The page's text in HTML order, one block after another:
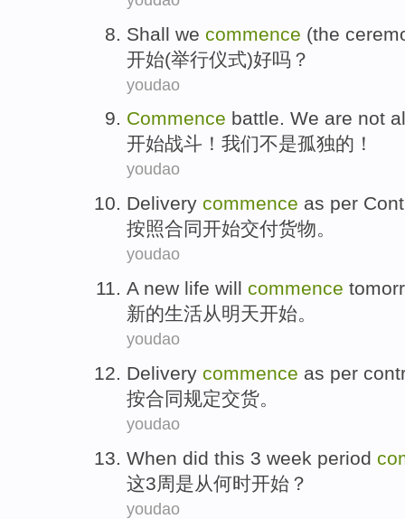
Shall we commence (the
开始(举行仪式)好吗？
youdao
Commence battle. We are not
开始战斗 ！ 我们不是孤独的！
youdao
Delivery commence as per
按照合同开始交付货物。
youdao
A new life will commence
新的生活从明天开始。
youdao
Delivery commence as per
按合同规定交货。
youdao
When did this 3 week period
这3周是从何时开始？
youdao